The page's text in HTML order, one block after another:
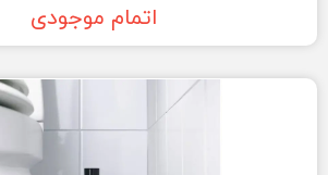
اتمام موجودی